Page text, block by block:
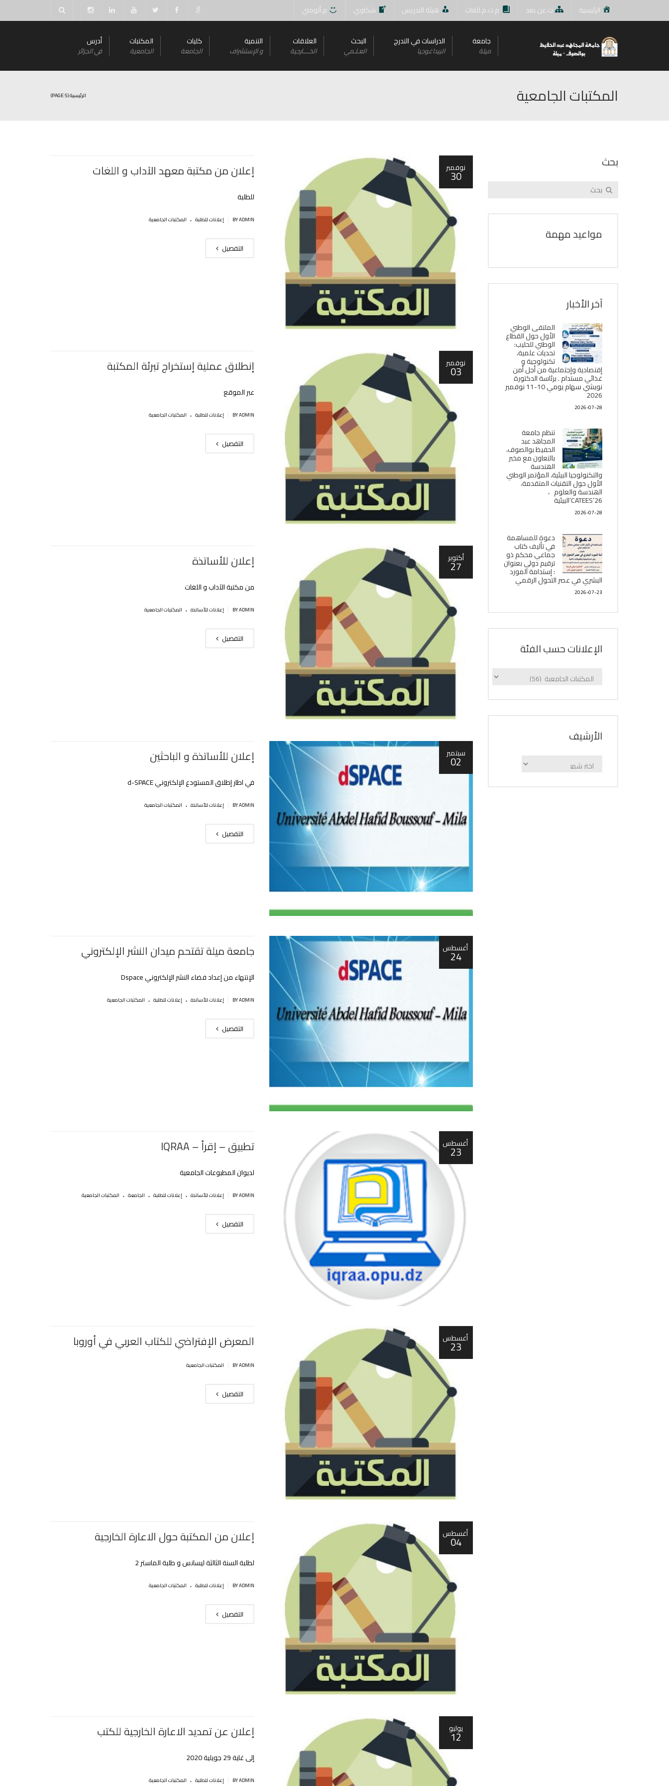
الرئيسية ت.عن بعد م.ت.م.للغات هيئة التدريس شكاوي م.ألومني
جامعة
ميلة
الدراسات في التدرج
البيداغوجيا
البحث
العـلـمي
العلاقات
الخــــارجية
التنمية
و اﻹستشراف
كليات
الجامعة
المكتبات
الجامعية
أدرس
في الجزائر
المكتبات الجامعية الرئيسية(PAGE 5)
نوفمبر
30 إعلان من مكتبة معهد الآداب و اللغات
للطلبة
BY ADMIN إعلانات للطلبة . المكتبات الجامعية
التفصيل
نوفمبر
03 إنطلاق عملية إستخراج تبرئة المكتبة
عبر الموقع
BY ADMIN إعلانات للطلبة . المكتبات الجامعية
التفصيل
أكتوبر
27 إعلان للأساتذة
من مكتبة الآداب و اللغات
BY ADMIN إعلانات للأساتذة . المكتبات الجامعية
التفصيل
سبتمبر
02 إعلان للأساتذة و الباحثين
في اطار إطلاق المستودع الإلكتروني d-SPACE
BY ADMIN إعلانات للأساتذة . المكتبات الجامعية
التفصيل
أغسطس
24 جامعة ميلة تقتحم ميدان النشر الإلكتروني
اﻹنتهاء من إعداد فضاء النشر الإلكتروني Dspace
BY ADMIN إعلانات للأساتذة . إعلانات للطلبة . المكتبات الجامعية
التفصيل
أغسطس
23 تطبيق – إقرأ – IQRAA
لديوان المطبوعات الجامعية
BY ADMIN إعلانات للأساتذة . إعلانات للطلبة . الجامعة . المكتبات الجامعية
التفصيل
أغسطس
23 المعرض الإفتراضي للكتاب العربي في أوروبا
BY ADMIN المكتبات الجامعية
التفصيل
أغسطس
04 إعلان من المكتبة حول الاعارة الخارجية
لطلبة السنة الثالثة ليسانس و طلبة الماستر 2
BY ADMIN إعلانات للطلبة . المكتبات الجامعية
التفصيل
يوليو
12 إعلان عن تمديد الاعارة الخارجية للكتب‎
إلى غاية 29 جويلية 2020
BY ADMIN إعلانات للطلبة . المكتبات الجامعية
بحث
مواعيد مهمة
آخر الأخبار
الملتقى الوطني
الأول حول القطاع
الوطني للحليب:
تحديات علمية،
تكنولوجية و
إقتصادية وإجتماعية من أجل أمن
غذائي مستدام . برئاسة الدكتورة
نويشي سهام يومي 10-11 نوفمبر
2026
2026-07-28
تنظم جامعة
المجاهد عبد
الحفيظ بوالصوف،
بالتعاون مع مخبر
الھندسة
والتكنولوجيا البیئیة، المؤتمر الوطني
الأول حول التقنيات المتقدمة،
الھندسة والعلوم ،
CATEES’26’البیئية
2026-07-28
دعوة للمساهمة
في تأليف كتاب
جماعي محكم ذو
ترقيم دولي بعنوان
: إستدامة المورد
البشري في عصر التحول الرقمي
2026-07-23
الإعلانات حسب الفئة
الإعلانات
اﻷرشيف
اﻷرشيف